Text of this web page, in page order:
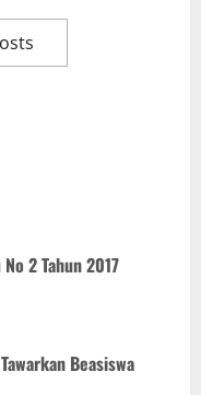
2 Tahun 2017
Beasiswa